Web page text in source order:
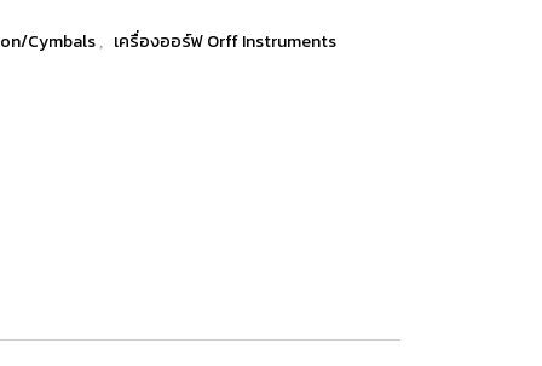
Cymbals เครื่องออร์ฟ Orff Instruments